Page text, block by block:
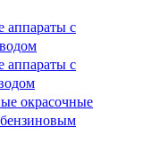
аппараты с
аппараты с
окрасочные